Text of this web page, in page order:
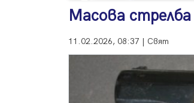
Масова
11.02.2026, 08:37 | Свят